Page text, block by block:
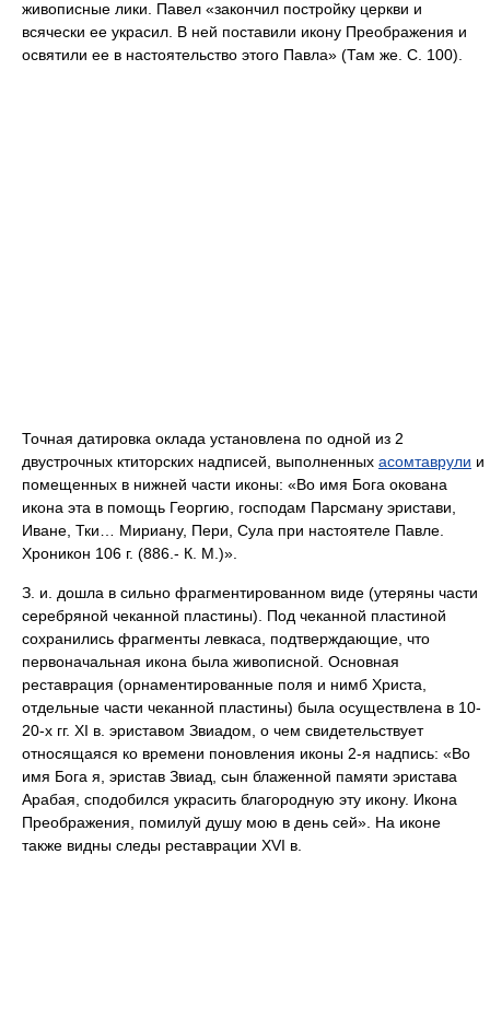
живописные лики. Павел «закончил постройку церкви и
всячески ее украсил. В ней поставили икону Преображения и
освятили ее в настоятельство этого Павла» (Там же. С. 100).
Точная датировка оклада установлена по одной из 2
двустрочных ктиторских надписей, выполненных асомтаврули и
помещенных в нижней части иконы: «Во имя Бога окована
икона эта в помощь Георгию, господам Парсману эристави,
Иване, Тки… Мириану, Пери, Сула при настоятеле Павле.
Хроникон 106 г. (886.- К. М.)».
З. и. дошла в сильно фрагментированном виде (утеряны части
серебряной чеканной пластины). Под чеканной пластиной
сохранились фрагменты левкаса, подтверждающие, что
первоначальная икона была живописной. Основная
реставрация (орнаментированные поля и нимб Христа,
отдельные части чеканной пластины) была осуществлена в 10-
20-х гг. XI в. эриставом Звиадом, о чем свидетельствует
относящаяся ко времени поновления иконы 2-я надпись: «Во
имя Бога я, эристав Звиад, сын блаженной памяти эристава
Арабая, сподобился украсить благородную эту икону. Икона
Преображения, помилуй душу мою в день сей». На иконе
также видны следы реставрации XVI в.